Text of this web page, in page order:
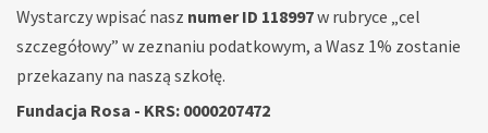
Wystarczy wpisać nasz numer ID 118997w rubryce „cel
szczegółowy” w zeznaniu podatkowym, a Wasz 1% zostanie
przekazany na naszą szkołę.
Fundacja Rosa - KRS: 0000207472